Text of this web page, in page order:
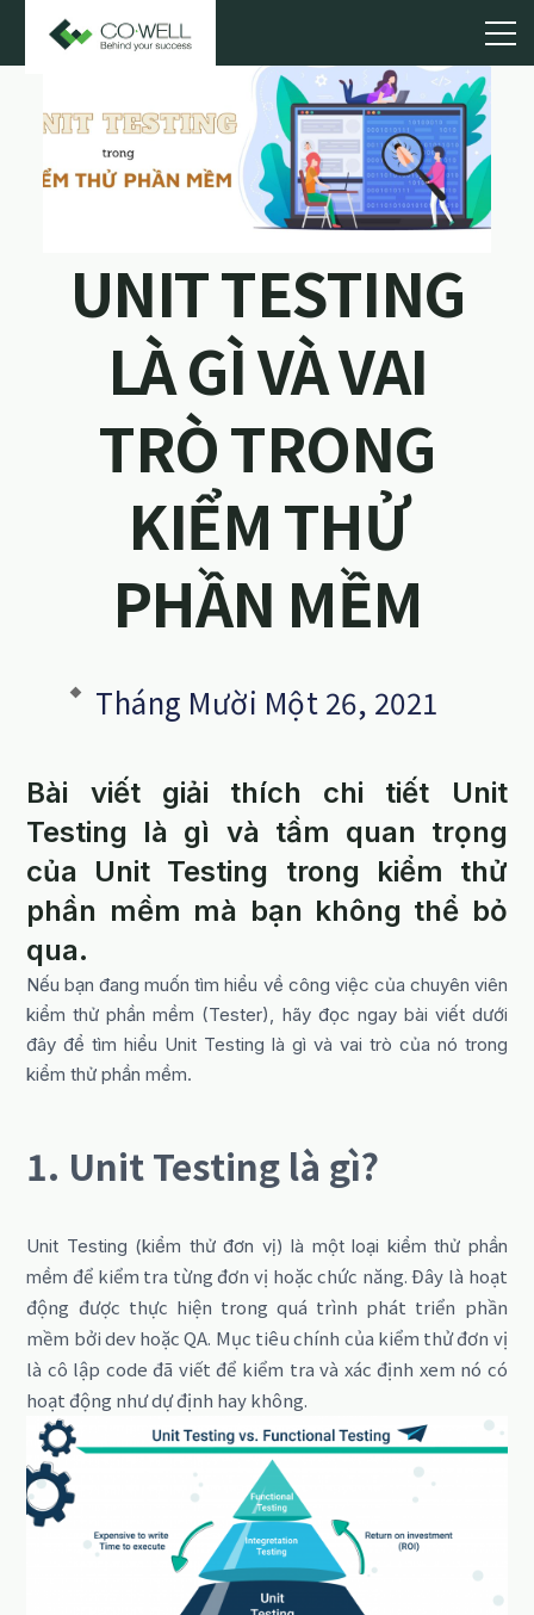
UNIT TESTING
LÀ GÌ VÀ VAI
TRÒ TRONG
KIỂM THỬ
PHẦN MỀM
Tháng Mười Một 26, 2021
Bài viết giải thích chi tiết Unit
Testing là gì và tầm quan trọng
của Unit Testing trong kiểm thử
phần mềm mà bạn không thể bỏ
qua.
Nếu bạn đang muốn tìm hiểu về công việc của chuyên viên
kiểm thử phần mềm (Tester), hãy đọc ngay bài viết dưới
đây để tìm hiểu Unit Testing là gì và vai trò của nó trong
kiểm thử phần mềm.
1. Unit Testing là gì?
Unit Testing (kiểm thử đơn vị) là một loại kiểm thử phần
mềm để kiểm tra từng đơn vị hoặc chức năng. Đây là hoạt
động được thực hiện trong quá trình phát triển phần
mềm bởi dev hoặc QA. Mục tiêu chính của kiểm thử đơn vị
là cô lập code đã viết để kiểm tra và xác định xem nó có
hoạt động như dự định hay không.